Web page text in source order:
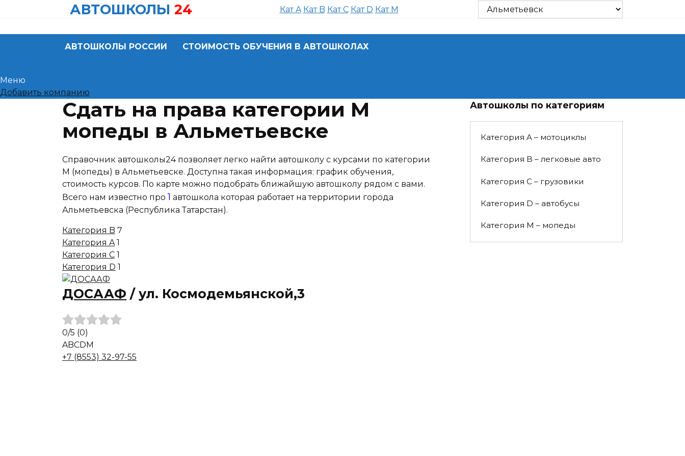
АВТОШКОЛЫ 24 Кат A Кат B Кат C Кат D Кат M
АВТОШКОЛЫ РОССИИ СТОИМОСТЬ ОБУЧЕНИЯ В АВТОШКОЛАХ
Меню
Добавить компанию
Сдать на права категории M
мопеды в Альметьевске
Справочник автошколы24 позволяет легко найти автошколу с курсами по категории
M (мопеды) в Альметьевске. Доступна такая информация: график обучения,
стоимость курсов. По карте можно подобрать ближайшую автошколу рядом с вами.
Всего нам известно про1 автошкола которая работает на территории города
Альметьевска (Республика Татарстан).
Категория B 7
Категория A 1
Категория C 1
Категория D 1
ДОСААФ / ул. Космодемьянской,3
0/5 (0)
ABCD M
+7 (8553) 32-97-55
Автошколы по категориям
Категория A – мотоциклы
Категория B – легковые авто
Категория C – грузовики
Категория D – автобусы
Категория M – мопеды